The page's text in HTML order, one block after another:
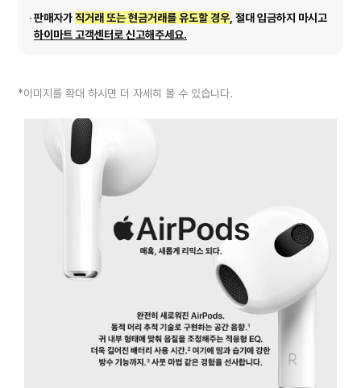
판매자가직거래 또는 현금거래를 유도할 경우, 절대 입금하지 마시고
하이마트 고객센터로 신고해주세요.
*이미지를 확대 하시면 더 자세히 볼 수 있습니다.